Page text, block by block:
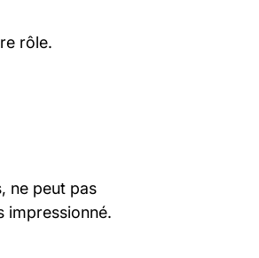
rôle.
ne peut pas
impressionné.